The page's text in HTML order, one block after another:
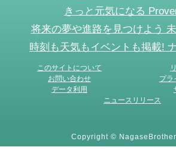
きっと元気になる
将来の夢や進路を見つけよう
時刻も天気もイベントも掲載!
このサイトについて
お問い合わせ
プラ
データ利用
ニュースリリース
Copyright ©